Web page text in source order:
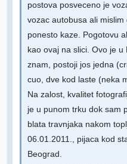
postova posveceno je
vozac autobusa ali
ponesto kaze. Pogotovu
kao ovaj na slici. Ovo je
znam, postoji jos jedna
cuo, dve kod laste (neka
Na zalost, kvalitet
je u punom trku dok sam
blata travnjaka nakom
06.01.2011., pijaca kod
Beograd.